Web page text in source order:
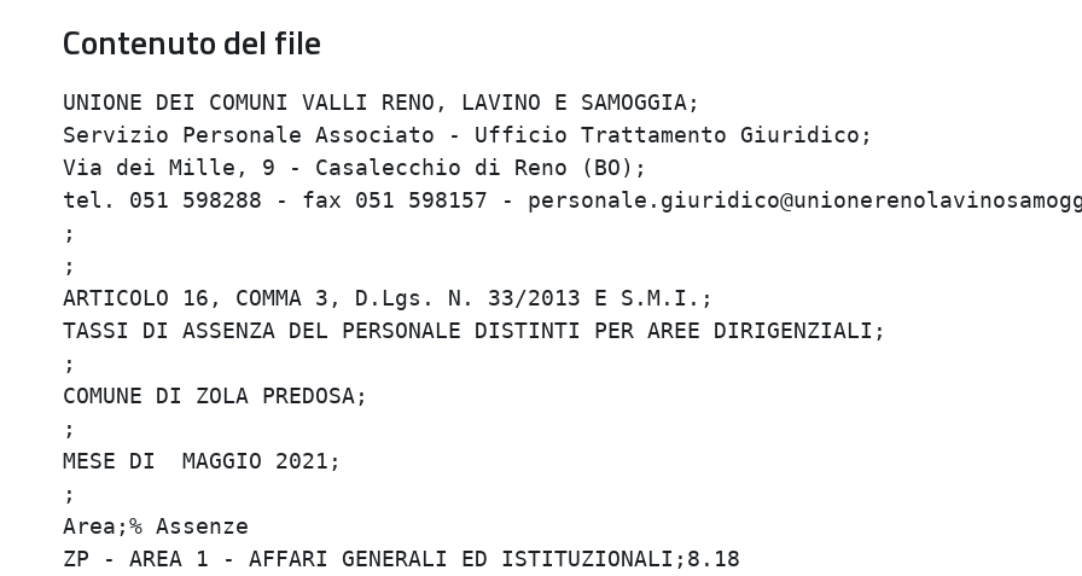
Contenuto del file
UNIONE DEI COMUNI VALLI RENO, LAVINO E SAMOGGIA;
Servizio Personale Associato - Ufficio Trattamento Giuridico;
Via dei Mille, 9 - Casalecchio di Reno (BO);
tel. 051 598288 - fax 051 598157 -
;
;
ARTICOLO 16, COMMA 3, D.Lgs. N. 33/2013 E S.M.I.;
TASSI DI ASSENZA DEL PERSONALE DISTINTI PER AREE DIRIGENZIALI;
;
COMUNE DI ZOLA PREDOSA;
;
MESE DI  MAGGIO 2021;
;
Area;% Assenze
ZP - AREA 1 - AFFARI GENERALI ED ISTITUZIONALI;8.18